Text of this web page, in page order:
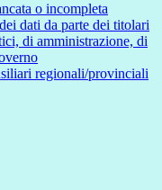
o incompleta
dati da parte dei titolari
di amministrazione, di
regionali/provinciali